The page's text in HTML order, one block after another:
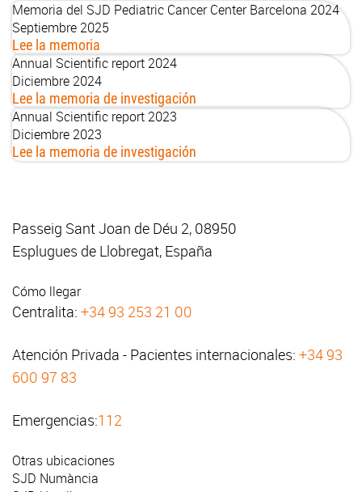
Memoria del SJD Pediatric Cancer Center Barcelona 2024
Septiembre 2025
Lee la memoria
Annual Scientific report 2024
Diciembre 2024
Lee la memoria de investigación
Annual Scientific report 2023
Diciembre 2023
Lee la memoria de investigación
Passeig Sant Joan de Déu 2, 08950
Esplugues de Llobregat, España
Cómo llegar
Centralita: +34 93 253 21 00
Atención Privada - Pacientes internacionales: +34 93
600 97 83
Emergencias:112
Otras ubicaciones
SJD Numància